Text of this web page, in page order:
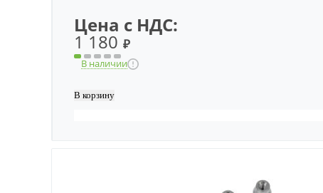
Цена с НДС:
1 180₽
В наличии